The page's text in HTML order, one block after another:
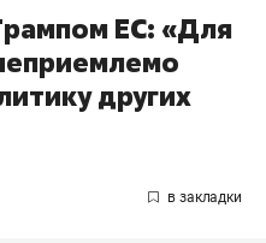
ЕС: «Для
других